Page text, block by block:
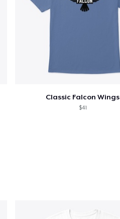
Classic Falcon Wings
$41